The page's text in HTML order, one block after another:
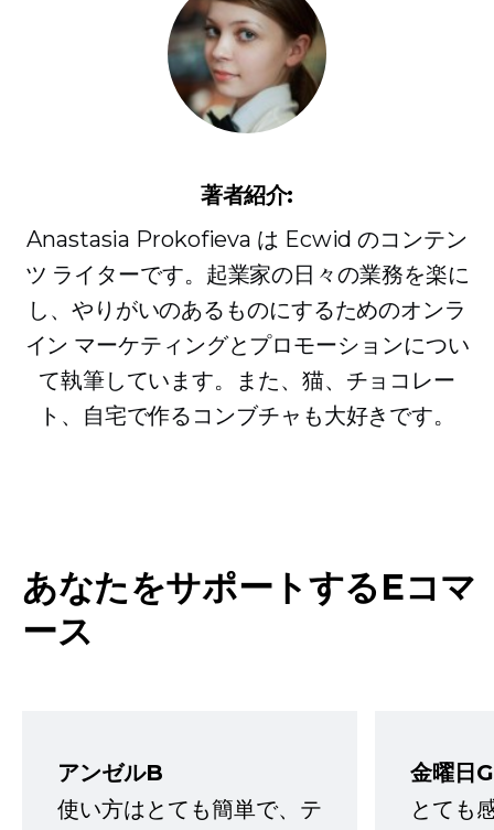
著者紹介:
Anastasia Prokofieva は Ecwid のコンテン
ツ ライターです。起業家の日々の業務を楽に
し、やりがいのあるものにするためのオンラ
イン マーケティングとプロモーションについ
て執筆しています。また、猫、チョコレー
ト、自宅で作るコンブチャも大好きです。
あなたをサポートするEコマ
ース
アンゼルB
使い方はとても簡単で、テ
金曜日G
とても